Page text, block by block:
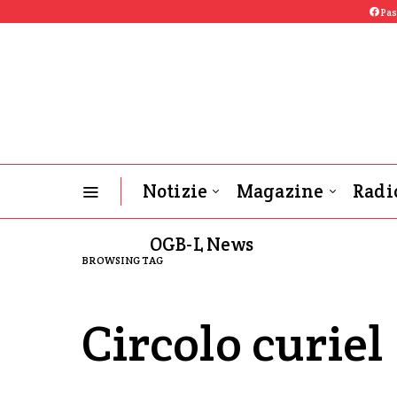
Notizie Magazine
OGB-L News
BROWSING TAG
Circolo curiel